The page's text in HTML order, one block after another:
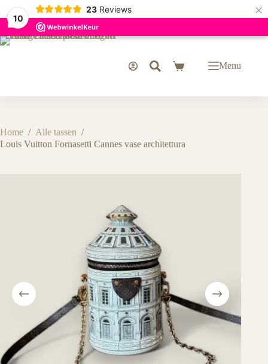
10
23 Reviews ×
Ga
WinkelwagenMenu
Home / Alle tassen /
Louis Vuitton Fornasetti Cannes vase architettura